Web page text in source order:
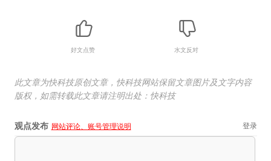
好文点赞 水文反对
此文章为快科技原创文章，快科技网站保留文章图片及文字内容
版权，如需转载此文章请注明出处：快科技
观点发布 网站评论、账号管理说明 登录